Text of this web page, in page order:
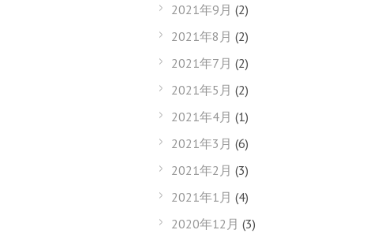
2021年9月 (2)
2021年8月 (2)
2021年7月 (2)
2021年5月 (2)
2021年4月 (1)
2021年3月 (6)
2021年2月 (3)
2021年1月 (4)
2020年12月 (3)